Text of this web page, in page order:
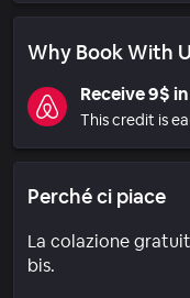
Why Book With
Receive 9$
This credit is
Perché ci piace
La colazione
bis.